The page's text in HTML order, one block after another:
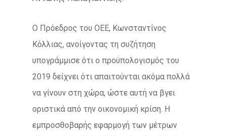
Ο Πρόεδρος του ΟΕΕ, Κωνσταντίνος
Κόλλιας, ανοίγοντας τη συζήτηση
υπογράμμισε ότι ο προϋπολογισμός του
2019 δείχνει ότι απαιτούνται ακόμα πολλά
να γίνουν στη χώρα, ώστε αυτή να βγει
οριστικά από την οικονομική κρίση. Η
εμπροσθοβαρής εφαρμογή των μέτρων